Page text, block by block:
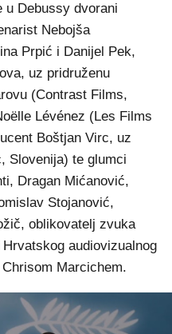
u Debussy dvorani
Nebojša
Prpić i Danijel Pek,
uz pridruženu
(Contrast Films,
Lévénez (Les Films
Boštjan Virc, uz
Slovenija) te glumci
Dragan Mićanović,
Stojanović,
oblikovatelj zvuka
audiovizualnog
Marcichem.